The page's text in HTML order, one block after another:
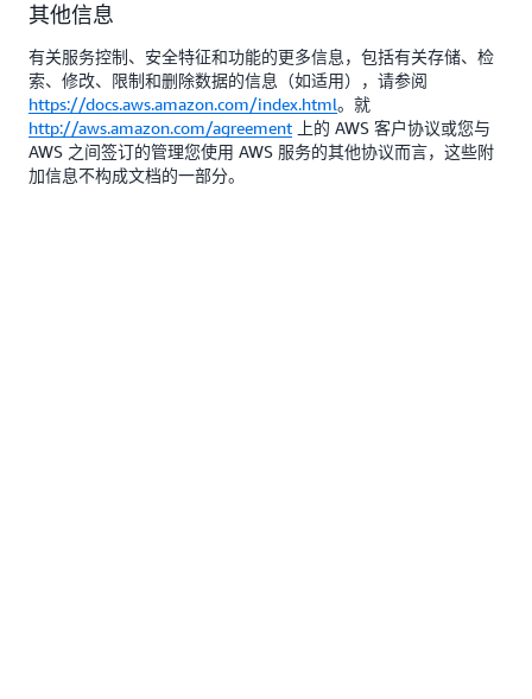
其他信息
有关服务控制、安全特征和功能的更多信息，包括有关存储、检
索、修改、限制和删除数据的信息（如适用），请参阅
https://docs.aws.amazon.com/index.html。就
http://aws.amazon.com/agreement 上的 AWS 客户协议或您与
AWS 之间签订的管理您使用 AWS 服务的其他协议而言，这些附
加信息不构成文档的一部分。